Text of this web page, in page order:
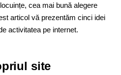
cea mai bună alegere
articol vă prezentăm cinci idei
activitatea pe internet.
site